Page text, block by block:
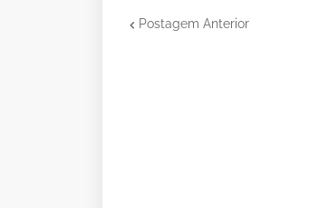
Postagem Anterior